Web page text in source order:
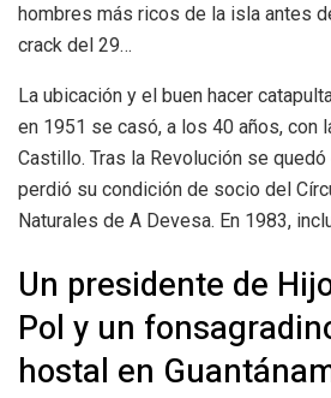
hombres más ricos de la isla antes
crack del 29…
La ubicación y el buen hacer
en 1951 se casó, a los 40 años, con
Castillo. Tras la Revolución se quedó
perdió su condición de socio del
Naturales de A Devesa. En 1983,
Un presidente de
Pol y un
hostal en